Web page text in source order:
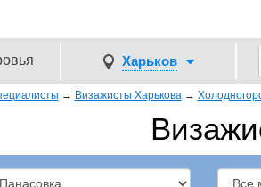
Харьков
→ Визажисты Харькова →